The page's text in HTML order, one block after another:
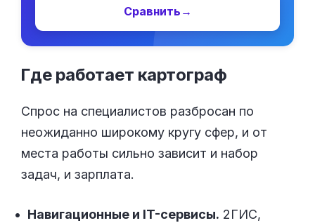
Сравнить →
Где работает картограф
Спрос на специалистов разбросан по
неожиданно широкому кругу сфер, и от
места работы сильно зависит и набор
задач, и зарплата.
Навигационные и IT-сервисы. 2ГИС,